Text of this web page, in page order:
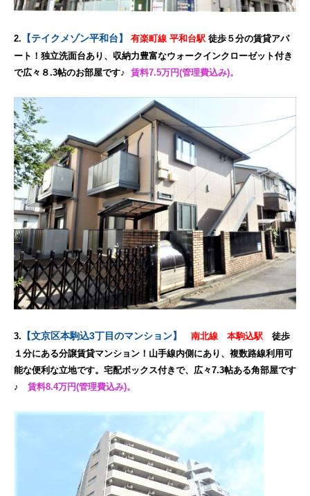
2. 【テイクメゾン平和台】 有楽町線 平和台駅 徒歩５分の賃貸アパ
ート！独立洗面台あり、収納力豊富なウォークインクローゼット付き
で広々８.3帖のお部屋です♪ 賃料7.5万円(管理費込み)。
3. 【文京区本駒込3丁目のマンション】 南北線 本駒込駅 徒歩
１分にある分譲賃貸マンション！山手線内側にあり、複数路線利用可
能な便利な立地です。宅配ボックス付きで、広々7.3帖ある角部屋です
♪ 賃料8.4万円(管理費込み)。